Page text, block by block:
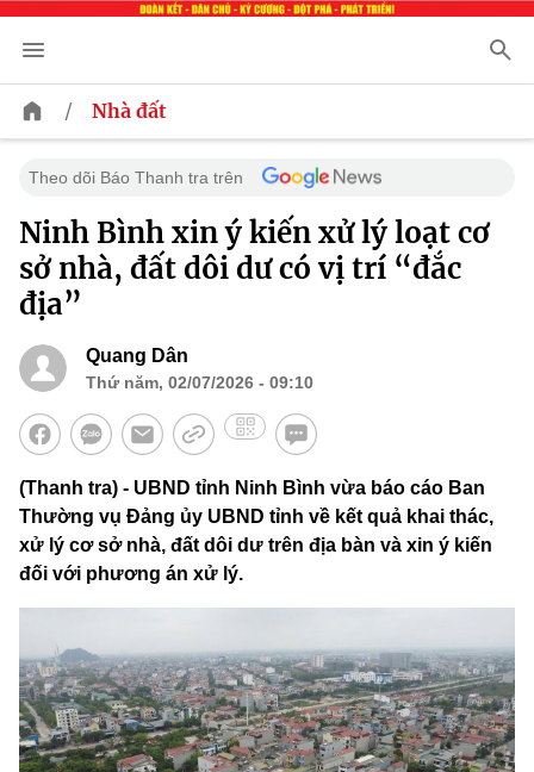
/ Nhà đất
Theo dõi Báo Thanh tra trên
Ninh Bình xin ý kiến xử lý loạt cơ
sở nhà, đất dôi dư có vị trí “đắc
địa”
Quang Dân
Thứ năm, 02/07/2026 - 09:10
(Thanh tra) - UBND tỉnh Ninh Bình vừa báo cáo Ban
Thường vụ Đảng ủy UBND tỉnh về kết quả khai thác,
xử lý cơ sở nhà, đất dôi dư trên địa bàn và xin ý kiến
đối với phương án xử lý.